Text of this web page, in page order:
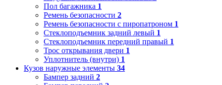
Пол багажника 1
Ремень безопасности 2
Ремень безопасности с пиропатроном 1
Стеклоподъемник задний левый 1
Стеклоподъемник передний правый 1
Трос открывания двери 1
Уплотнитель (внутри) 1
Кузов наружные элементы 34
Бампер задний 2